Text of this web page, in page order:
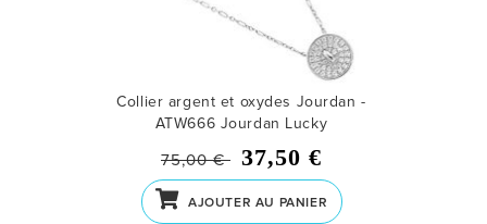
Collier argent et oxydes Jourdan -
ATW666 Jourdan Lucky
75,00 € 37,50 €
AJOUTER AU PANIER